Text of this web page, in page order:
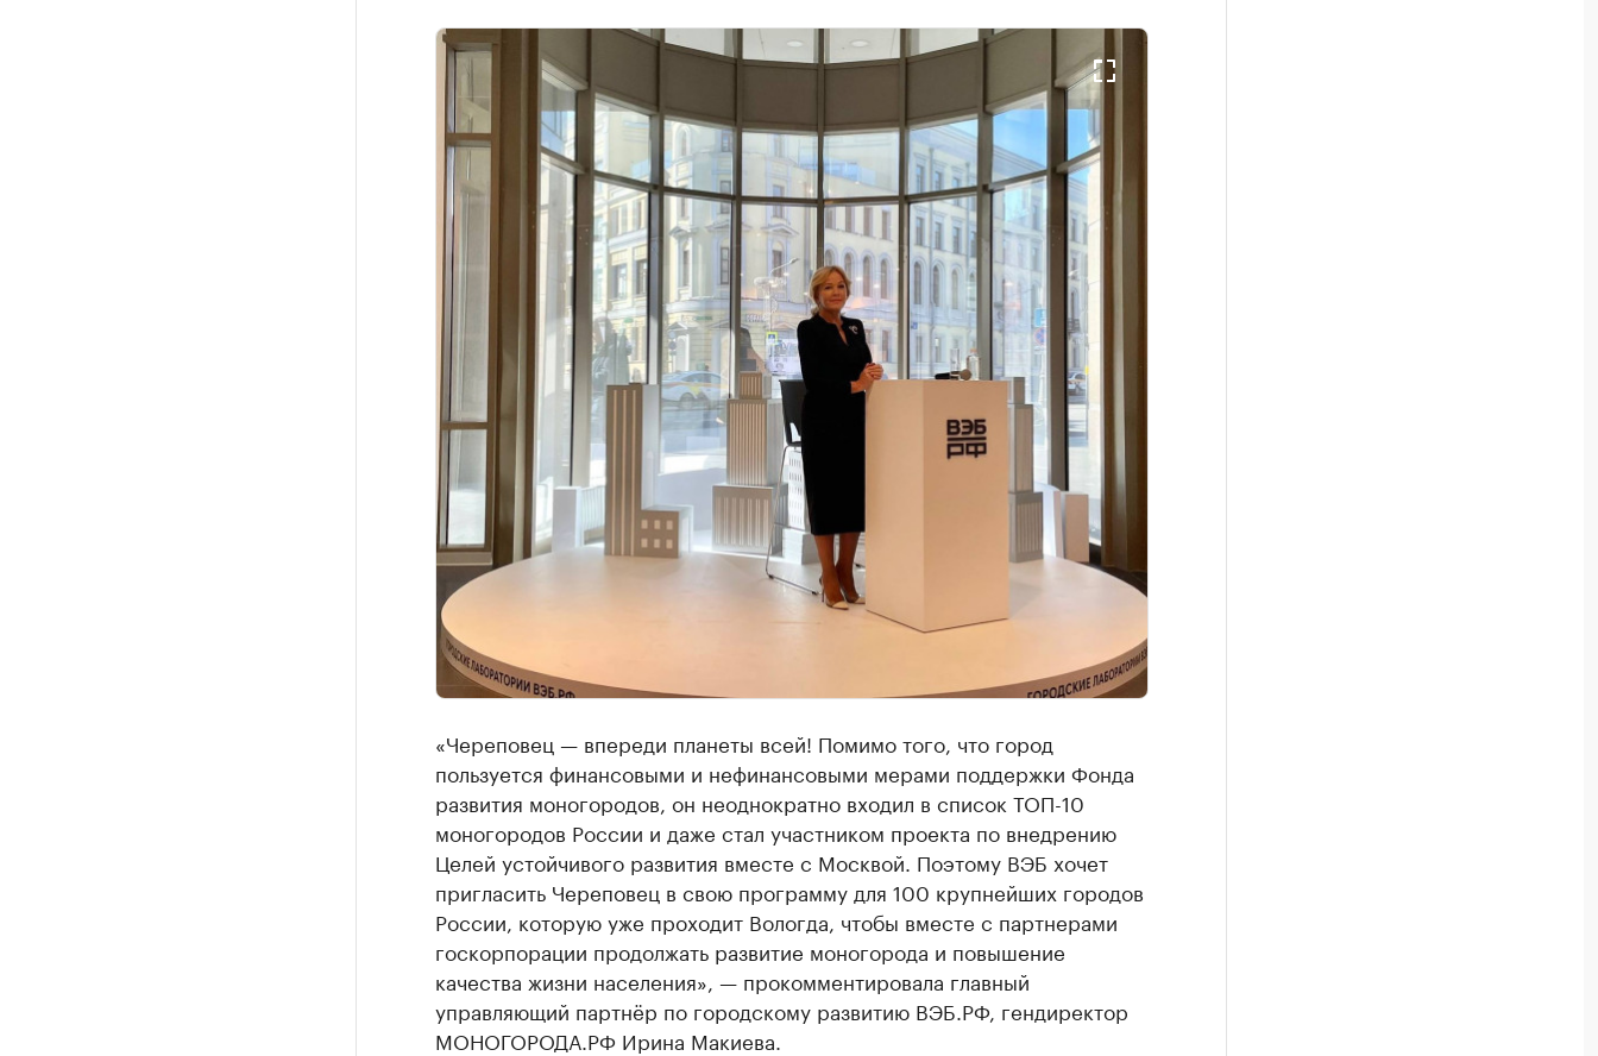
«Череповец — впереди планеты всей! Помимо того, что город
пользуется финансовыми и нефинансовыми мерами поддержки Фонда
развития моногородов, он неоднократно входил в список ТОП-10
моногородов России и даже стал участником проекта по внедрению
Целей устойчивого развития вместе с Москвой. Поэтому ВЭБ хочет
пригласить Череповец в свою программу для 100 крупнейших городов
России, которую уже проходит Вологда, чтобы вместе с партнерами
госкорпорации продолжать развитие моногорода и повышение
качества жизни населения», — прокомментировала главный
управляющий партнёр по городскому развитию ВЭБ.РФ, гендиректор
МОНОГОРОДА.РФ Ирина Макиева.